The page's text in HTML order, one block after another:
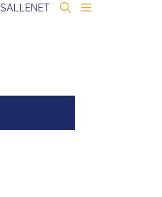
SALLENET